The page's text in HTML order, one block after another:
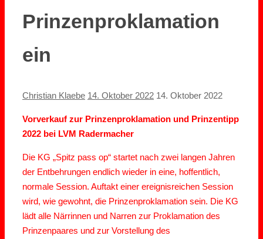
Prinzenproklamation
ein
Christian Klaebe 14. Oktober 2022 14. Oktober 2022
Vorverkauf zur Prinzenproklamation und Prinzentipp
2022 bei LVM Radermacher
Die KG „Spitz pass op“ startet nach zwei langen Jahren
der Entbehrungen endlich wieder in eine, hoffentlich,
normale Session. Auftakt einer ereignisreichen Session
wird, wie gewohnt, die Prinzenproklamation sein. Die KG
lädt alle Närrinnen und Narren zur Proklamation des
Prinzenpaares und zur Vorstellung des